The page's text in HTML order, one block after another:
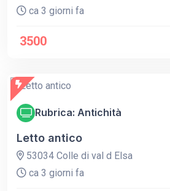
ca 3 giorni fa
3500
Rubrica: Antichità
Letto antico
53034 Colle di val d Elsa
ca 3 giorni fa